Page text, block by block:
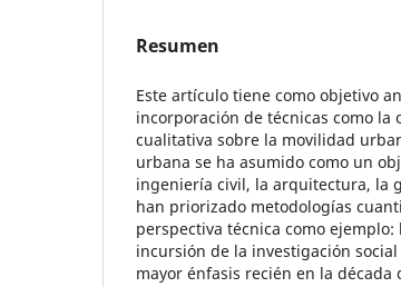
Resumen
Este artículo tiene como objetivo
incorporación de técnicas como
cualitativa sobre la movilidad
urbana se ha asumido como un
ingeniería civil, la arquitectura, la
han priorizado metodologías
perspectiva técnica como
incursión de la investigación
mayor énfasis recién en la